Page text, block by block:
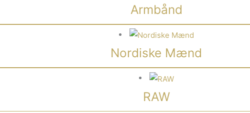
Armbånd
Nordiske Mænd
RAW